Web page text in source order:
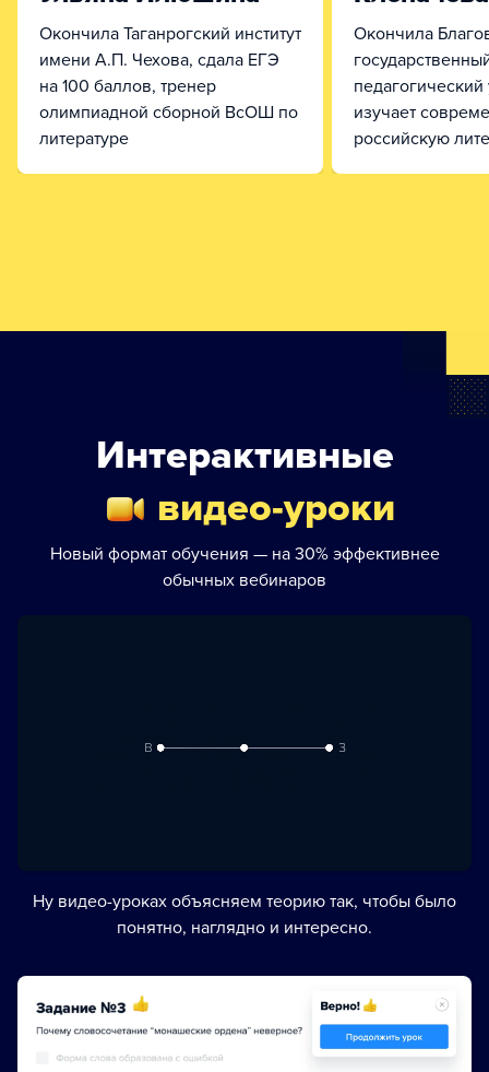
Окончила Таганрогский институт
имени А.П. Чехова, сдала ЕГЭ
на 100 баллов, тренер
олимпиадной сборной ВсОШ по
литературе
Окончила
педагогический
изучает
российскую
Интерактивные
видео-уроки
Новый формат обучения — на 30% эффективнее
обычных вебинаров
Ну видео-уроках объясняем теорию так, чтобы было
понятно, наглядно и интересно.